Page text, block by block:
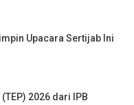
Upacara Sertijab Ini
2026 dari IPB